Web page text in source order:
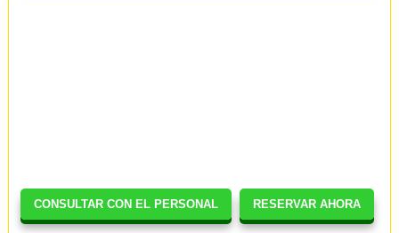
CONSULTAR CON EL PERSONAL RESERVAR AHORA